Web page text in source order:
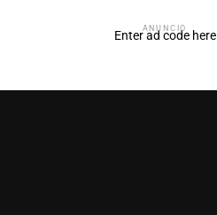
ANUNCIO
Enter ad code here